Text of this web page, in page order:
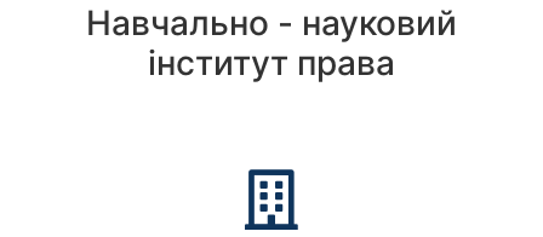
Навчально - науковий
інститут права